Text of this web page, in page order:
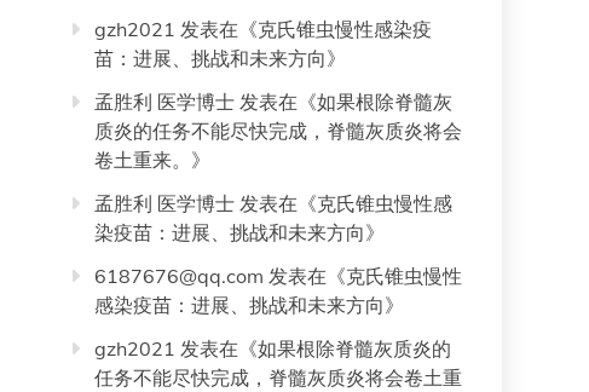
gzh2021 发表在《克氏锥虫慢性感染疫
苗：进展、挑战和未来方向》
孟胜利 医学博士 发表在《如果根除脊髓灰
质炎的任务不能尽快完成，脊髓灰质炎将会
卷土重来。 》
孟胜利 医学博士 发表在《克氏锥虫慢性感
染疫苗：进展、挑战和未来方向》
6187676@qq.com 发表在《克氏锥虫慢性
感染疫苗：进展、挑战和未来方向》
gzh2021 发表在《如果根除脊髓灰质炎的
任务不能尽快完成，脊髓灰质炎将会卷土重